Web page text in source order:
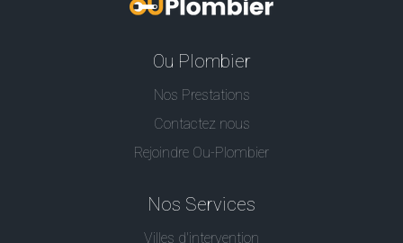
Ou Plombier
Nos Prestations
Contactez nous
Rejoindre Ou-Plombier
Nos Services
Villes d'intervention